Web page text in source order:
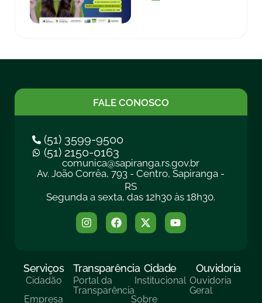
FALE CONOSCO
(51) 3599-9500
(51) 2150-0163
comunica@sapiranga.rs.gov.br
Av. João Corrêa, 793 - Centro, Sapiranga -
RS
Segunda a sexta, das 12h30 às 18h30.
Serviços
Cidadão
Empresa
Transparência
Portal da
Transparência
Cidade
Institucional
Sobre
Ouvidoria
Ouvidoria
Geral